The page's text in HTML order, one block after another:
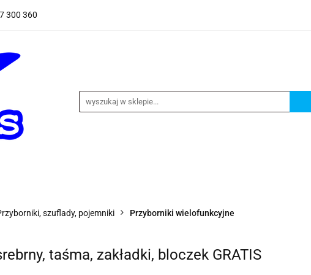
300 360
szuflady, pojemniki Przyborniki wielofunkcyjne
taśma, zakładki, bloczek GRATIS